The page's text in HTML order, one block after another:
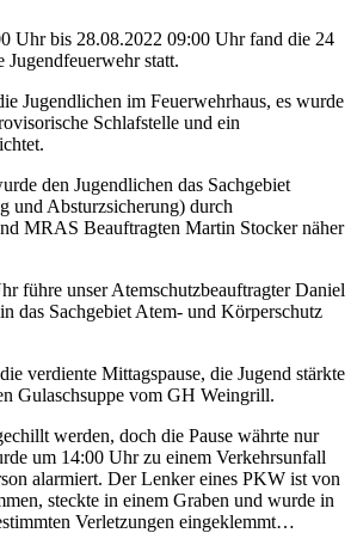
Uhr bis 28.08.2022 09:00 Uhr fand die 24
Jugendfeuerwehr statt.
Jugendlichen im Feuerwehrhaus, es wurde
Schlafstelle und ein
den Jugendlichen das Sachgebiet
und Absturzsicherung) durch
MRAS Beauftragten Martin Stocker näher
führe unser Atemschutzbeauftragter Daniel
das Sachgebiet Atem- und Körperschutz
verdiente Mittagspause, die Jugend stärkte
Gulaschsuppe vom GH Weingrill.
werden, doch die Pause währte nur
um 14:00 Uhr zu einem Verkehrsunfall
alarmiert. Der Lenker eines PKW ist von
steckte in einem Graben und wurde in
Verletzungen eingeklemmt…